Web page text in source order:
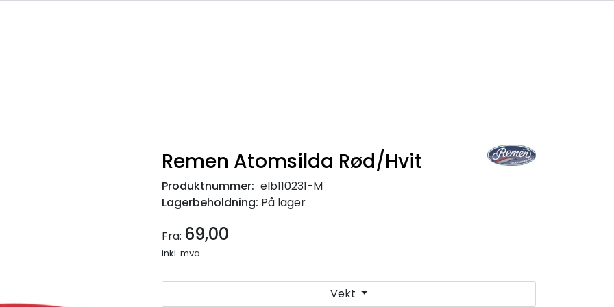
Remen Atomsilda Rød/Hvit
Produktnummer: elb110231-M
Lagerbeholdning: På lager
Fra: 69,00
inkl. mva.
Vekt